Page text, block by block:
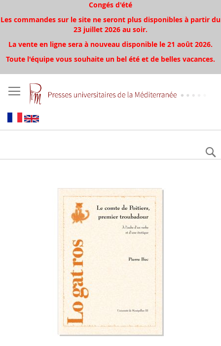
Congés d'été
Les commandes sur le site ne seront plus disponibles à partir du
23 juillet 2026 au soir.
La vente en ligne sera à nouveau disponible le 21 août 2026.
Toute l'équipe vous souhaite un bel été et de belles vacances.